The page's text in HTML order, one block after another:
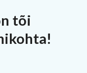
tõi